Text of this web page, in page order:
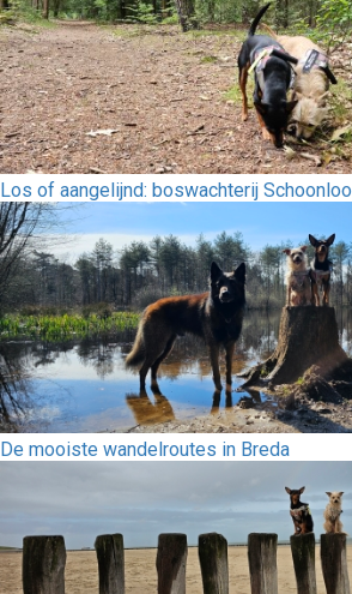
Los of aangelijnd: boswachterij Schoonloo
De mooiste wandelroutes in Breda